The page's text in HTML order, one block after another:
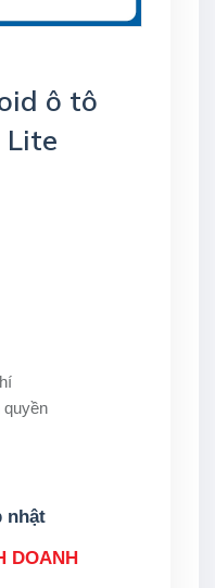
ô tô
Lite
quyền
nhật
DOANH